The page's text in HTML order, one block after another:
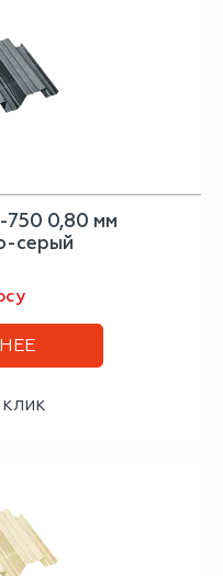
750 0,80 мм
серый
клик